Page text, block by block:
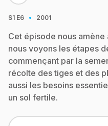
S1 E6 · 2001
Cet épisode nous amène
nous voyons les étapes
commençant par la
récolte des tiges et des
aussi les besoins
un sol fertile.